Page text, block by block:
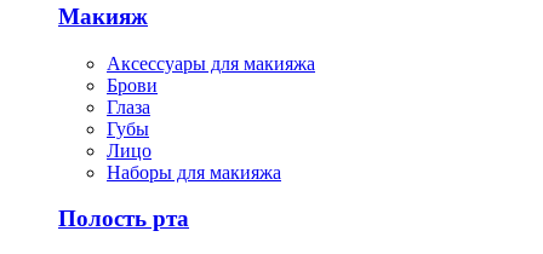
Макияж
Аксессуары для макияжа
Брови
Глаза
Губы
Лицо
Наборы для макияжа
Полость рта